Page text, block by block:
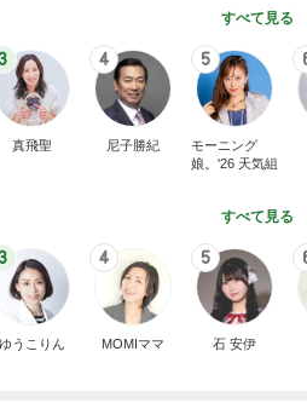
すべて見る
3
真飛聖
4
尼子勝紀
5
モーニング
娘。'26 天気組
すべて見る
3
ゆうこりん
4
MOMIママ
5
石 安伊